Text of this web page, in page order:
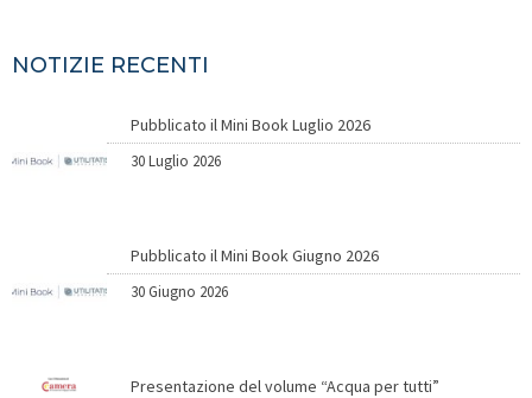
NOTIZIE RECENTI
Pubblicato il Mini Book Luglio 2026
30 Luglio 2026
Pubblicato il Mini Book Giugno 2026
30 Giugno 2026
Presentazione del volume “Acqua per tutti”